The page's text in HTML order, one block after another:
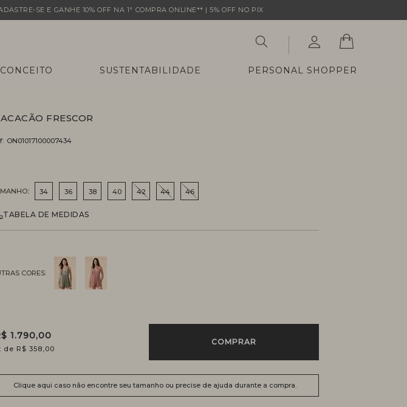
SE E GANHE 10% OFF NA 1ª COMPRA ONLINE** | 5% OFF NO PIX
CONCEITO SUSTENTABILIDADE PERSONAL SHOPPER
FRESCOR
ON01017100007434
34 36 38 40 42 44 46
TABELA DE MEDIDAS
1.790,00
R$ 358,00
COMPRAR
Clique aqui caso não encontre seu tamanho ou precise de ajuda durante a compra.